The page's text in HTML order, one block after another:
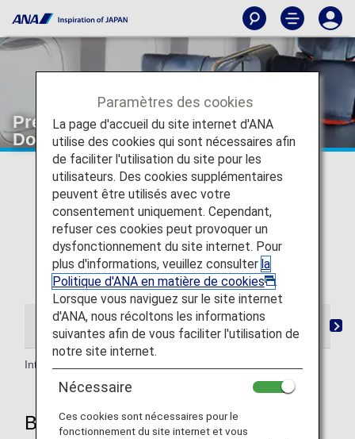
Premium Class seating [Japan
Domestic Flights]
* For flights departing on or after May 19, 2026, the
descriptions on the reservation search page for Japan
domestic flights have been changed from "Premium
Class" and "Economy Class Seat" to "First Class
(Premium Class)" and "Economy Class" respectively.
There are no plans for any changes to the service
following this change in terminology.
From Check-in to Boarding and Arrival Lounge
Introducing our comfortable seats.
B777-200 / B787-9 / B787-10
Paramètres des cookies
La page d'accueil du site internet d'ANA
utilise des cookies qui sont nécessaires afin
de faciliter l'utilisation du site pour les
utilisateurs. Des cookies supplémentaires
peuvent être utilisés avec votre
consentement uniquement. Cependant,
refuser ces cookies peut provoquer un
dysfonctionnement du site internet. Pour
plus d'informations, veuillez consulter la
Politique d'ANA en matière de cookies
.
Lorsque vous naviguez sur le site internet
d'ANA, nous récoltons les informations
suivantes afin de vous faciliter l'utilisation de
notre site internet.
Nécessaire
Ces cookies sont nécessaires pour le
fonctionnement du site internet et vous